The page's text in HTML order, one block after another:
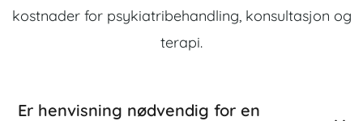
kostnader for psykiatribehandling, konsultasjon og
terapi.
Er henvisning nødvendig for en